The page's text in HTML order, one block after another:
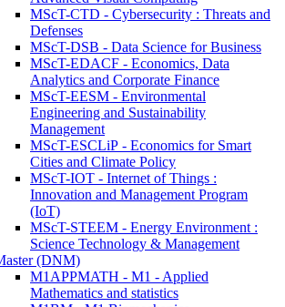
MScT-CTD - Cybersecurity : Threats and
Defenses
MScT-DSB - Data Science for Business
MScT-EDACF - Economics, Data
Analytics and Corporate Finance
MScT-EESM - Environmental
Engineering and Sustainability
Management
MScT-ESCLiP - Economics for Smart
Cities and Climate Policy
MScT-IOT - Internet of Things :
Innovation and Management Program
(IoT)
MScT-STEEM - Energy Environment :
Science Technology & Management
(DNM)
M1APPMATH - M1 - Applied
Mathematics and statistics